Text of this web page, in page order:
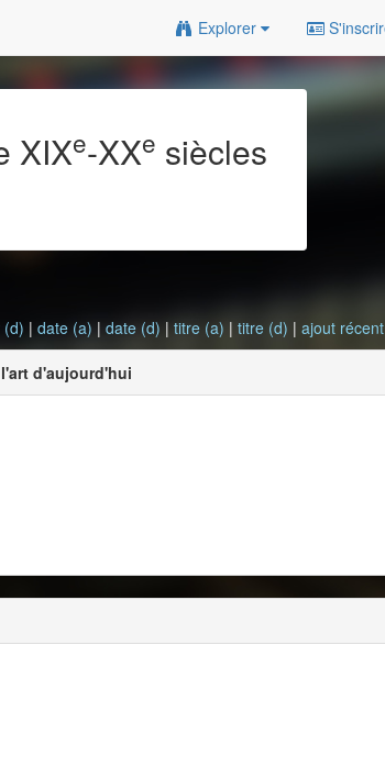
Explorer
XIXe-XXe siècles
(d) |date (a) |date (d) |titre (a) |titre (d) |ajout récent
d'aujourd'hui